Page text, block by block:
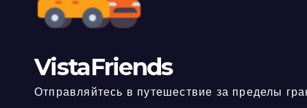
VistaFriends
Отправляйтесь в путешествие за пределы